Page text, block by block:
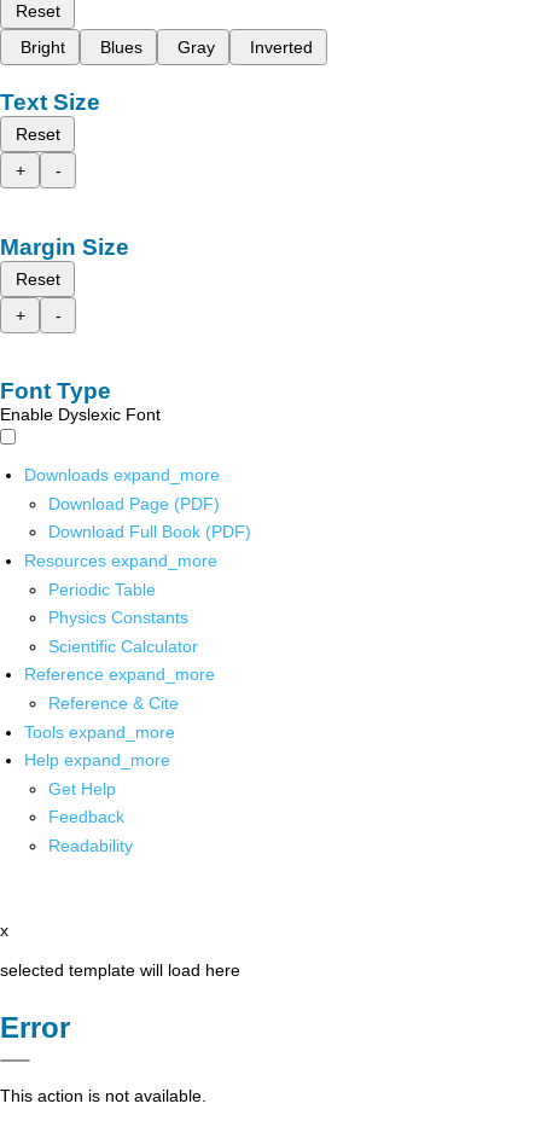
Reset
Bright
Blues Gray Inverted
Text Size
Reset
+
-
Margin Size
Reset
+
-
Font Type
Enable Dyslexic Font
Downloads expand_more
Download Page (PDF)
Download Full Book (PDF)
Resources expand_more
Periodic Table
Physics Constants
Scientific Calculator
Reference expand_more
Reference & Cite
Tools expand_more
Help expand_more
Get Help
Feedback
Readability
x
selected template will load here
Error
This action is not available.